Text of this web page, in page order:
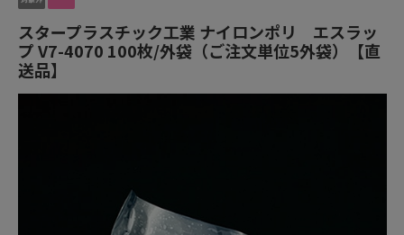
スタープラスチック工業 ナイロンポリ エスラッ
プ V7-4070 100枚/外袋（ご注文単位5外袋）【直
送品】